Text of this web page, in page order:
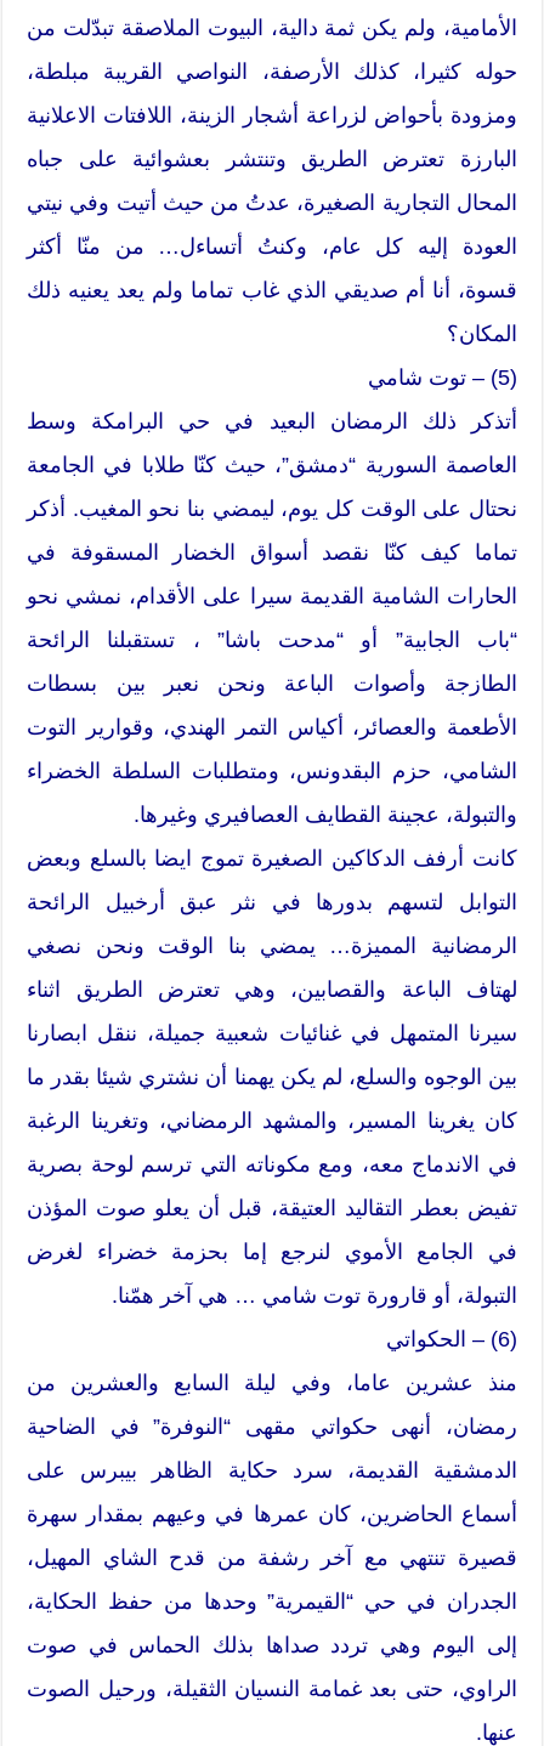
الأمامية، ولم يكن ثمة دالية، البيوت الملاصقة تبدّلت من
حوله كثيرا، كذلك الأرصفة، النواصي القريبة مبلطة،
ومزودة بأحواض لزراعة أشجار الزينة، اللافتات الاعلانية
البارزة تعترض الطريق وتنتشر بعشوائية على جباه
المحال التجارية الصغيرة، عدتُ من حيث أتيت وفي نيتي
العودة إليه كل عام، وكنتُ أتساءل… من منّا أكثر
قسوة، أنا أم صديقي الذي غاب تماما ولم يعد يعنيه ذلك
المكان؟
(5) – توت شامي
أتذكر ذلك الرمضان البعيد في حي البرامكة وسط
العاصمة السورية “دمشق”، حيث كنّا طلابا في الجامعة
نحتال على الوقت كل يوم، ليمضي بنا نحو المغيب. أذكر
تماما كيف كنّا نقصد أسواق الخضار المسقوفة في
الحارات الشامية القديمة سيرا على الأقدام، نمشي نحو
“باب الجابية” أو “مدحت باشا” ، تستقبلنا الرائحة
الطازجة وأصوات الباعة ونحن نعبر بين بسطات
الأطعمة والعصائر، أكياس التمر الهندي، وقوارير التوت
الشامي، حزم البقدونس، ومتطلبات السلطة الخضراء
والتبولة، عجينة القطايف العصافيري وغيرها.
كانت أرفف الدكاكين الصغيرة تموج ايضا بالسلع وبعض
التوابل لتسهم بدورها في نثر عبق أرخبيل الرائحة
الرمضانية المميزة… يمضي بنا الوقت ونحن نصغي
لهتاف الباعة والقصابين، وهي تعترض الطريق اثناء
سيرنا المتمهل في غنائيات شعبية جميلة، ننقل ابصارنا
بين الوجوه والسلع، لم يكن يهمنا أن نشتري شيئا بقدر ما
كان يغرينا المسير، والمشهد الرمضاني، وتغرينا الرغبة
في الاندماج معه، ومع مكوناته التي ترسم لوحة بصرية
تفيض بعطر التقاليد العتيقة، قبل أن يعلو صوت المؤذن
في الجامع الأموي لنرجع إما بحزمة خضراء لغرض
التبولة، أو قارورة توت شامي … هي آخر همّنا.
(6) – الحكواتي
منذ عشرين عاما، وفي ليلة السابع والعشرين من
رمضان، أنهى حكواتي مقهى “النوفرة” في الضاحية
الدمشقية القديمة، سرد حكاية الظاهر بيبرس على
أسماع الحاضرين، كان عمرها في وعيهم بمقدار سهرة
قصيرة تنتهي مع آخر رشفة من قدح الشاي المهيل،
الجدران في حي “القيمرية” وحدها من حفظ الحكاية،
إلى اليوم وهي تردد صداها بذلك الحماس في صوت
الراوي، حتى بعد غمامة النسيان الثقيلة، ورحيل الصوت
عنها.